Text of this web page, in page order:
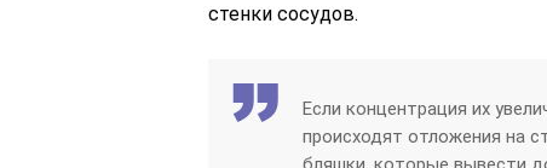
стенки сосудов.
Если концентрация их
происходят отложения на